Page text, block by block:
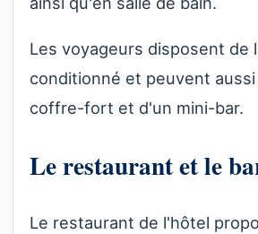
Les voyageurs disposent de
conditionné et peuvent
coffre-fort et d'un mini-bar.
Le restaurant et le
Le restaurant de l'hôtel